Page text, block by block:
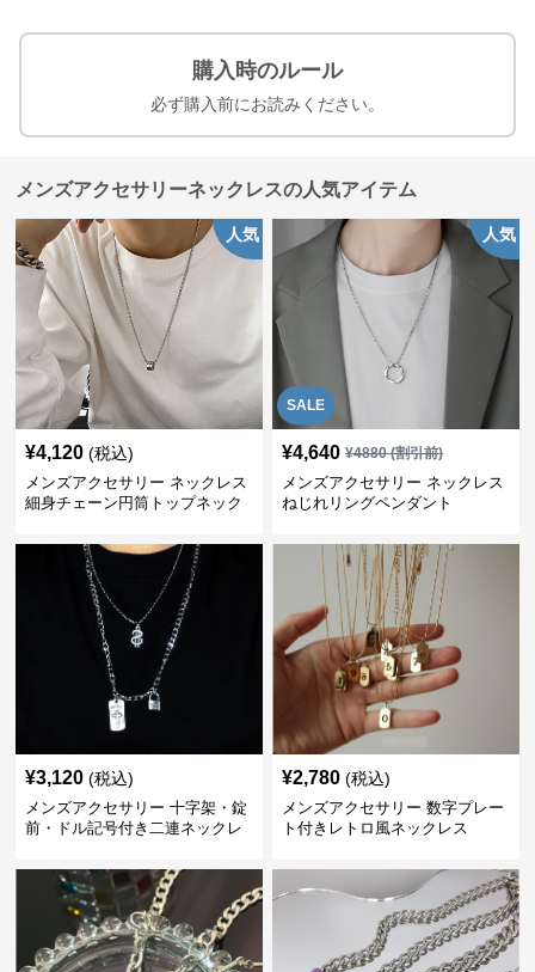
購入時のルール
必ず購入前にお読みください。
メンズアクセサリーネックレスの人気アイテム
人気
¥4,120 (税込)
メンズアクセサリー ネックレス
細身チェーン円筒トップネック
SALE
人気
¥4,640 ¥4880(割引前)
メンズアクセサリー ネックレス
ねじれリングペンダント
¥3,120 (税込)
メンズアクセサリー 十字架・錠
前・ドル記号付き二連ネックレ
¥2,780 (税込)
メンズアクセサリー 数字プレー
ト付きレトロ風ネックレス